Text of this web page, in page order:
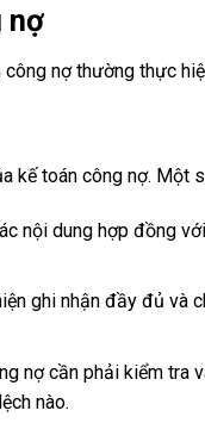
nợ
nợ thường thực
kế toán công nợ. Một
nội dung hợp đồng
ghi nhận đầy đủ và
nợ cần phải kiểm
nào.